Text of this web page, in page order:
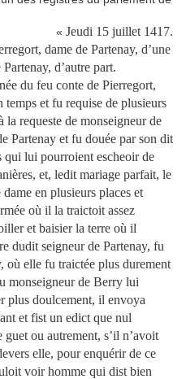
« Jeudi 15 juillet 1417.
dame de Partenay, d’une
d’autre part.
du feu conte de Pierregort,
temps et fu requise de plusieurs
la requeste de monseigneur de
Partenay et fu douée par son dit
qui lui pourroient escheoir de
et, ledit mariage parfait, le
en plusieurs places et
où il la traictoit assez
et baisier la terre où il
dudit seigneur de Partenay, fu
où elle fu traictée plus durement
monseigneur de Berry lui
plus doulcement, il envoya
et fist un edict que nul
ou autrement, s’il n’avoit
elle, pour enquérir de ce
voir homme qui dist bien